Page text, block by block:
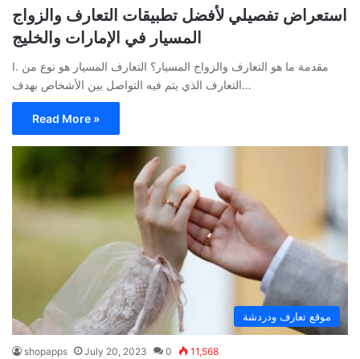
استعراض تفصيلي لأفضل تطبيقات التعارف والزواج
المسيار في الإمارات والخليج
I. مقدمة ما هو التعارف والزواج المسيار؟ التعارف المسيار هو نوع من
التعارف الذي يتم فيه التواصل بين الأشخاص بهدف…
Read More »
موقع تعارف ودردشة
shopapps July 20, 2023 0 11,568